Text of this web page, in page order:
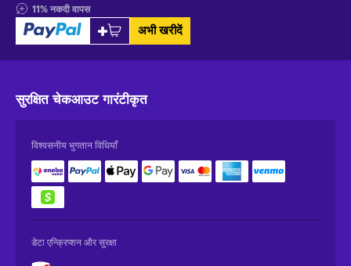
11% नकदी वापस
अभी खरीदें
सुरक्षित चेकआउटगारंटीकृत
विश्वसनीय भुगतान विधियाँ
डेटा एन्क्रिप्शन और सुरक्षा